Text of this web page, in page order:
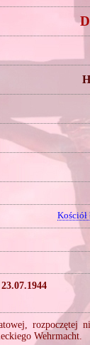
23.07.1944
rozpoczętej
Wehrmacht.